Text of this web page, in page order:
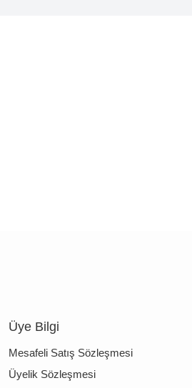
Üye Bilgi
Mesafeli Satış Sözleşmesi
Üyelik Sözleşmesi